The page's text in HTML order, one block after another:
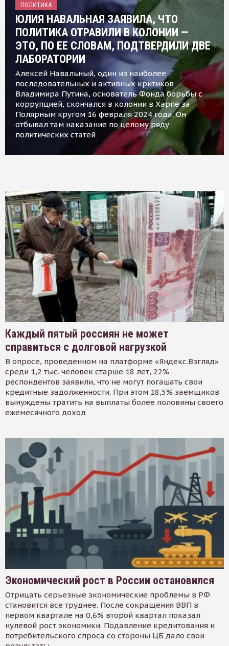
ПОЛИТИКА
ЮЛИЯ НАВАЛЬНАЯ ЗАЯВИЛА, ЧТО
ПОЛИТИКА ОТРАВИЛИ В КОЛОНИИ —
ЭТО, ПО ЕЕ СЛОВАМ, ПОДТВЕРДИЛИ ДВЕ
ЛАБОРАТОРИИ
Алексей Навальный, один из наиболее
последовательных и активных критиков
Владимира Путина, основатель Фонда борьбы с
коррупцией, скончался в колонии в Харпе за
Полярным кругом 16 февраля 2024 года. Он
отбывал там наказание по целому ряду
политических статей
Каждый пятый россиян не может
справиться с долговой нагрузкой
В опросе, проведенном на платформе «Яндекс.Взгляд»
среди 1,2 тыс. человек старше 18 лет, 22%
респондентов заявили, что не могут погашать свои
кредитные задолженности. При этом 18,5% заемщиков
вынуждены тратить на выплаты более половины своего
ежемесячного доход
Экономический рост в России остановился
Отрицать серьезные экономические проблемы в РФ
становится все труднее. После сокращения ВВП в
первом квартале на 0,6% второй квартал показал
нулевой рост экономики. Подавление кредитования и
потребительского спроса со стороны ЦБ дало свои